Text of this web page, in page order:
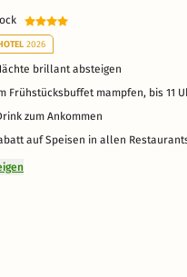
2026
brillant absteigen
Frühstücksbuffet mampfen, bis 11
zum Ankommen
auf Speisen in allen